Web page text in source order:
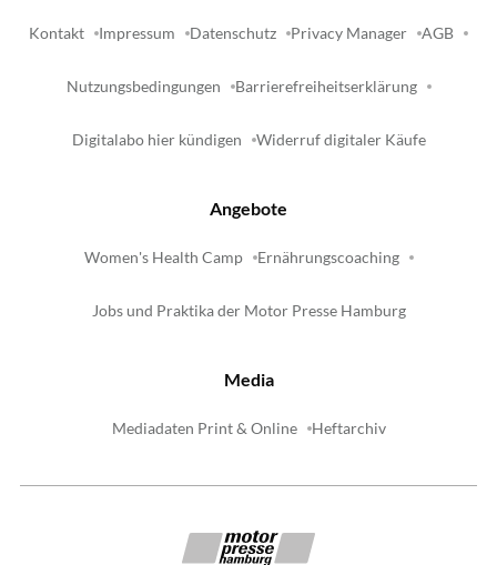
Kontakt Impressum Datenschutz Privacy Manager AGB
Nutzungsbedingungen Barrierefreiheitserklärung
Digitalabo hier kündigen Widerruf digitaler Käufe
Angebote
Women's Health Camp Ernährungscoaching
Jobs und Praktika der Motor Presse Hamburg
Media
Mediadaten Print & Online Heftarchiv